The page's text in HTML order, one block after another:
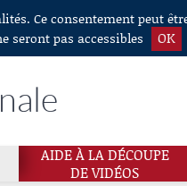
Ce consentement peut
seront pas accessibles
OK
AIDE À LA DÉCOUPE
DE VIDÉOS